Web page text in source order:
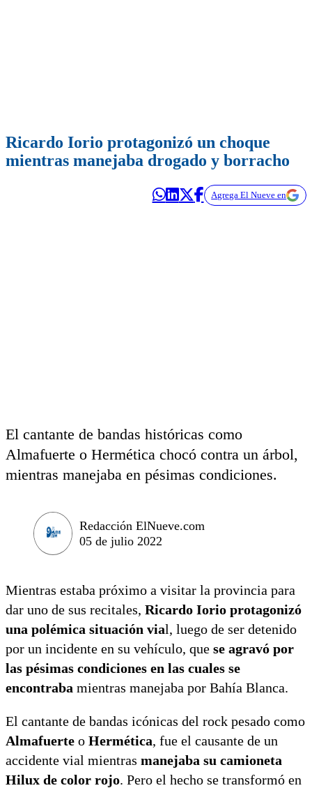
Ricardo Iorio protagonizó un choque
mientras manejaba drogado y borracho
Agrega El Nueve en
El cantante de bandas históricas como
Almafuerte o Hermética chocó contra un árbol,
mientras manejaba en pésimas condiciones.
Redacción ElNueve.com
05 de julio 2022
Mientras estaba próximo a visitar la provincia para
dar uno de sus recitales, Ricardo Iorio protagonizó
una polémica situación vial, luego de ser detenido
por un incidente en su vehículo, que se agravó por
las pésimas condiciones en las cuales se
encontraba mientras manejaba por Bahía Blanca.
El cantante de bandas icónicas del rock pesado como
Almafuerte o Hermética, fue el causante de un
accidente vial mientras manejaba su camioneta
Hilux de color rojo. Pero el hecho se transformó en